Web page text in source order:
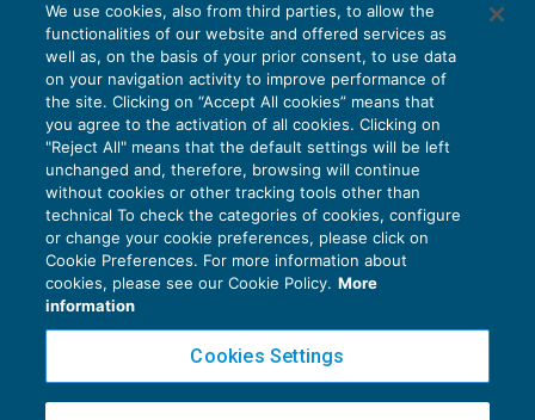
EU AI Act e studi professionali: le
scadenze concrete
27 Luglio 2026
di Diego BarberieStefano Dovier
Privacy Policy
Cookie Policy
Copyright 2016 ©Gruppo Euroconference S.p.A.v2.32.2
We use cookies, also from third parties, to allow the
functionalities of our website and offered services as
well as, on the basis of your prior consent, to use data
on your navigation activity to improve performance of
the site. Clicking on “Accept All cookies” means that
you agree to the activation of all cookies. Clicking on
"Reject All" means that the default settings will be left
unchanged and, therefore, browsing will continue
without cookies or other tracking tools other than
technical To check the categories of cookies, configure
or change your cookie preferences, please click on
Cookie Preferences. For more information about
cookies, please see our Cookie Policy. More
information
Cookies Settings